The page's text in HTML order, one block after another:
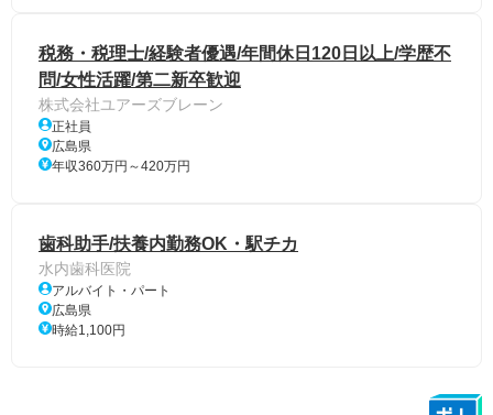
税務・税理士/経験者優遇/年間休日120日以上/学歴不
問/女性活躍/第二新卒歓迎
株式会社ユアーズブレーン
正社員
広島県
年収360万円～420万円
歯科助手/扶養内勤務OK・駅チカ
水内歯科医院
アルバイト・パート
広島県
時給1,100円